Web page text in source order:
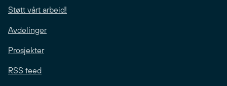
Støtt vårt arbeid!
Avdelinger
Prosjekter
RSS feed